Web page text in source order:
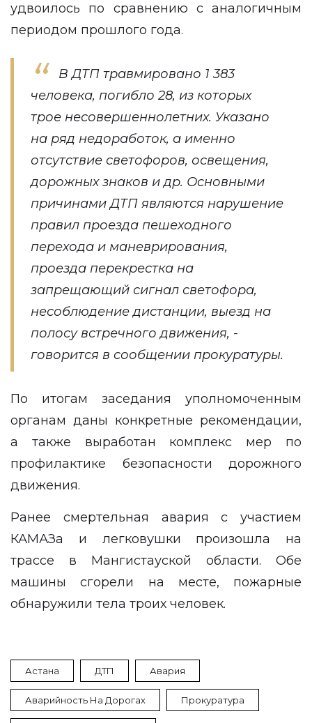
удвоилось по сравнению с аналогичным
периодом прошлого года.
В ДТП травмировано 1 383
человека, погибло 28, из которых
трое несовершеннолетних. Указано
на ряд недоработок, а именно
отсутствие светофоров, освещения,
дорожных знаков и др. Основными
причинами ДТП являются нарушение
правил проезда пешеходного
перехода и маневрирования,
проезда перекрестка на
запрещающий сигнал светофора,
несоблюдение дистанции, выезд на
полосу встречного движения, -
говорится в сообщении прокуратуры.
По итогам заседания уполномоченным
органам даны конкретные рекомендации,
а также выработан комплекс мер по
профилактике безопасности дорожного
движения.
Ранее смертельная авария с участием
КАМАЗа и легковушки произошла на
трассе в Мангистауской области. Обе
машины сгорели на месте, пожарные
обнаружили тела троих человек.
Астана ДТП Авария
Аварийность На Дорогах Прокуратура